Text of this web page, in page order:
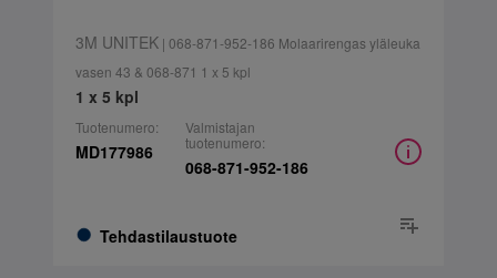
3M UNITEK| 068-871-952-186 Molaarirengas yläleuka
vasen 43 & 068-871 1 x 5 kpl
1 x 5 kpl
Tuotenumero:
MD177986
Tehdastilaustuote
Valmistajan
tuotenumero:
068-871-952-186